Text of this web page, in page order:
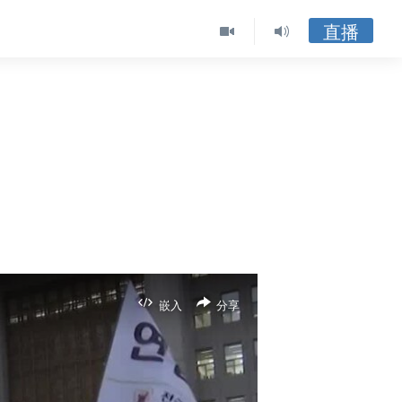
直播
嵌入 分享